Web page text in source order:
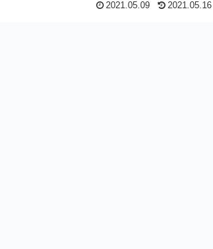
2021.05.09 2021.05.16